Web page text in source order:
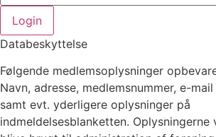
Login
Databeskyttelse
Følgende medlemsoplysninger
Navn, adresse, medlemsnummer, e-
samt evt. yderligere oplysninger på
indmeldelsesblanketten. Oplysningerne